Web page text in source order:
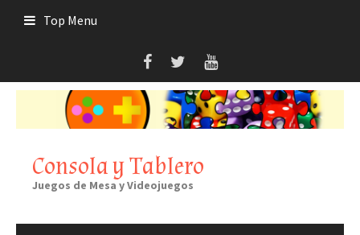
Top Menu
Consola y Tablero
Juegos de Mesa y Videojuegos